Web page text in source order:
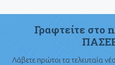
Γραφτείτε στο
Λάβετε πρώτοι τα τελευταία νέα